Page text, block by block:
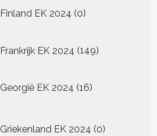
Finland EK 2024 0
producten
Frankrijk EK 2024 149149
Georgië EK 2024 16
producten
Griekenland EK 2024 0